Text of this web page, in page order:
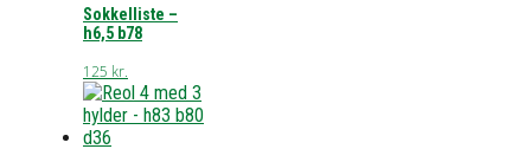
Sokkelliste –
h6,5 b78
125 kr.